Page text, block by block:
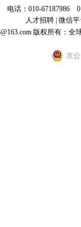
电话：010-67187986
人才招聘 微信
版权所有：全
京公